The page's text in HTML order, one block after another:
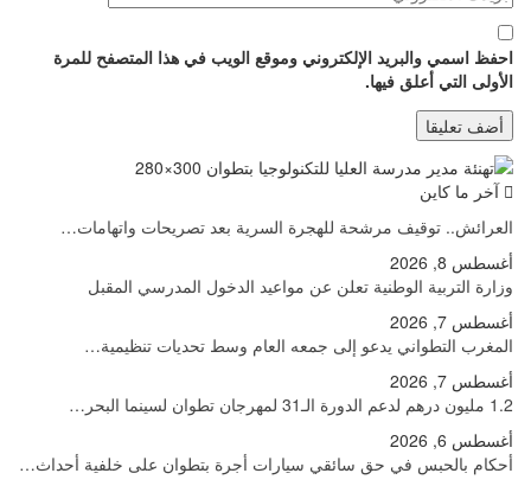
احفظ اسمي والبريد الإلكتروني وموقع الويب في هذا المتصفح للمرة
الأولى التي أعلق فيها.
آخر ما كاين
العرائش.. توقيف مرشحة للهجرة السرية بعد تصريحات واتهامات…
أغسطس 8, 2026
وزارة التربية الوطنية تعلن عن مواعيد الدخول المدرسي المقبل
أغسطس 7, 2026
المغرب التطواني يدعو إلى جمعه العام وسط تحديات تنظيمية…
أغسطس 7, 2026
1.2 مليون درهم لدعم الدورة الـ31 لمهرجان تطوان لسينما البحر…
أغسطس 6, 2026
أحكام بالحبس في حق سائقي سيارات أجرة بتطوان على خلفية أحداث…